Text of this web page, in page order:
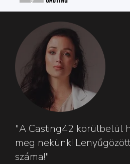
"A Casting42 körülbelül
meg nekünk!
száma!"